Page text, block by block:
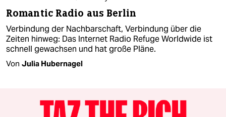
Romantic Radio aus Berlin
Verbindung der Nachbarschaft, Verbindung über die
Zeiten hinweg: Das Internet Radio Refuge Worldwide ist
schnell gewachsen und hat große Pläne.
Von Julia Hubernagel